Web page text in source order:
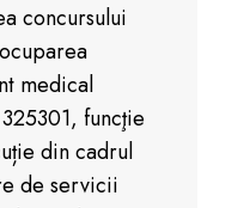
concursului
medical
funcţie
din cadrul
de servicii